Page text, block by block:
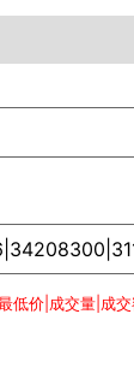
低价|成交量|成